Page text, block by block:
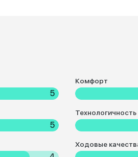
5
Комфорт
5
Технологичность
Ходовые